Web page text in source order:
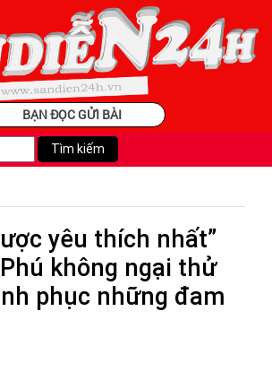
BẠN ĐỌC GỬI BÀI
yêu thích nhất”
không ngại thử
phục những đam